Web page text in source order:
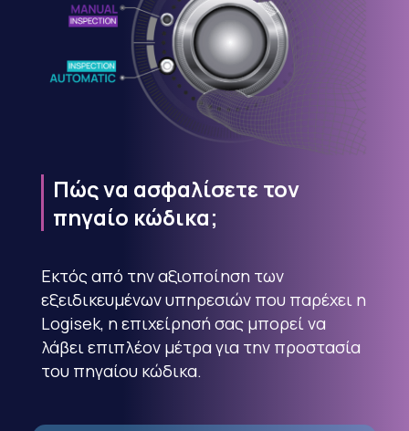
Πώςνα ασφαλίσετετον
πηγαίο κώδικα;
Εκτός από την αξιοποίηση των
εξειδικευμένων υπηρεσιών που παρέχει η
Logisek, η επιχείρησή σας μπορεί να
λάβει επιπλέον μέτρα για την προστασία
του πηγαίου κώδικα.